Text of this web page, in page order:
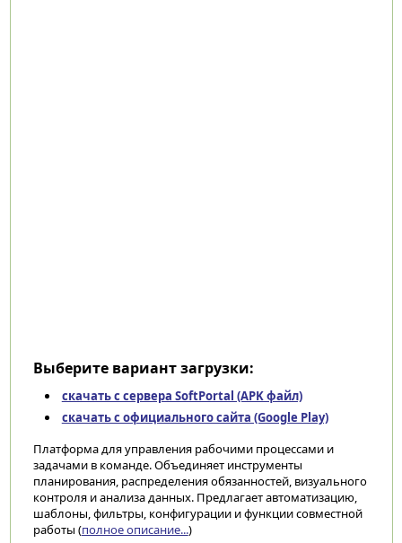
Выберите вариант загрузки:
скачать с сервера SoftPortal (APK файл)
скачать с официального сайта (Google Play)
Платформа для управления рабочими процессами и
задачами в команде. Объединяет инструменты
планирования, распределения обязанностей, визуального
контроля и анализа данных. Предлагает автоматизацию,
шаблоны, фильтры, конфигурации и функции совместной
работы (полное описание...)